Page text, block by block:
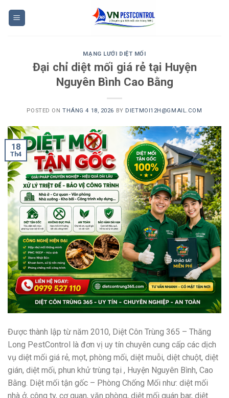
MẠNG LƯỚI DIỆT MỐI
Đại chỉ diệt mối giá rẻ tại Huyện
Nguyên Bình Cao Bằng
POSTED ONTHÁNG 4 18, 2026 BY DIETMOI12H@GMAIL.COM
18
Th4
Được thành lập từ năm 2010, Diệt Côn Trùng 365 – Thăng
Long PestControl là đơn vị uy tín chuyên cung cấp các dịch
vụ diệt mối giá rẻ, mọt, phòng mối, diệt muỗi, diệt chuột, diệt
gián, diệt mối, phun khử trùng tại , Huyện Nguyên Bình, Cao
Bằng. Diệt mối tận gốc – Phòng Chống Mối như: diệt mối
nhà ở, công ty, cơ quan, văn phòng, diệt mối quán bar, diệt